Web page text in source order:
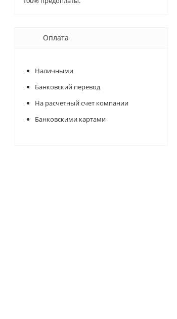
Оплата
Наличными
Банковский перевод
На расчетный счет компании
Банковскими картами